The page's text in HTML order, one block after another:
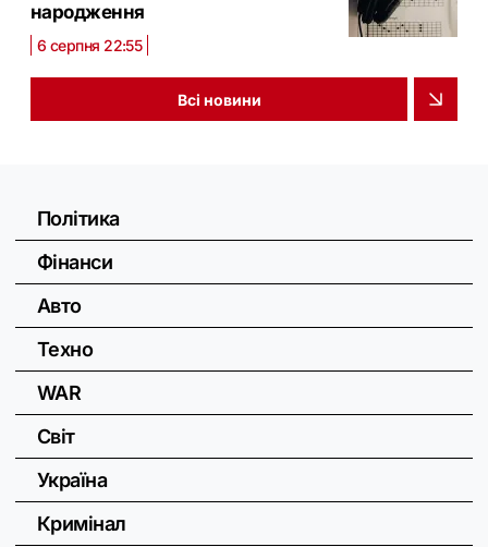
народження
6 серпня 22:55
Всі новини
Політика
Фінанси
Авто
Техно
WAR
Світ
Україна
Кримінал